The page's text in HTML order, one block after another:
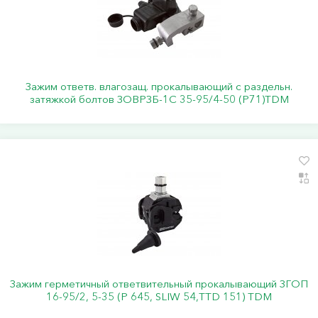
Зажим ответв. влагозащ. прокалывающий с раздельн.
затяжкой болтов ЗОВРЗБ-1С 35-95/4-50 (Р71)TDM
Зажим герметичный ответвительный прокалывающий ЗГОП
16-95/2, 5-35 (Р 645, SLIW 54,TTD 151) TDM